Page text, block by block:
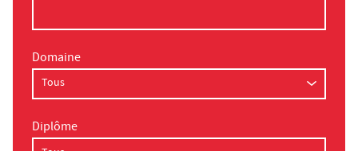
Domaine
Diplôme